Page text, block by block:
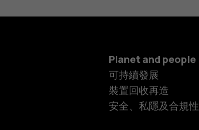
Planet and people
可持續發展
裝置回收再造
安全、私隱及合規性